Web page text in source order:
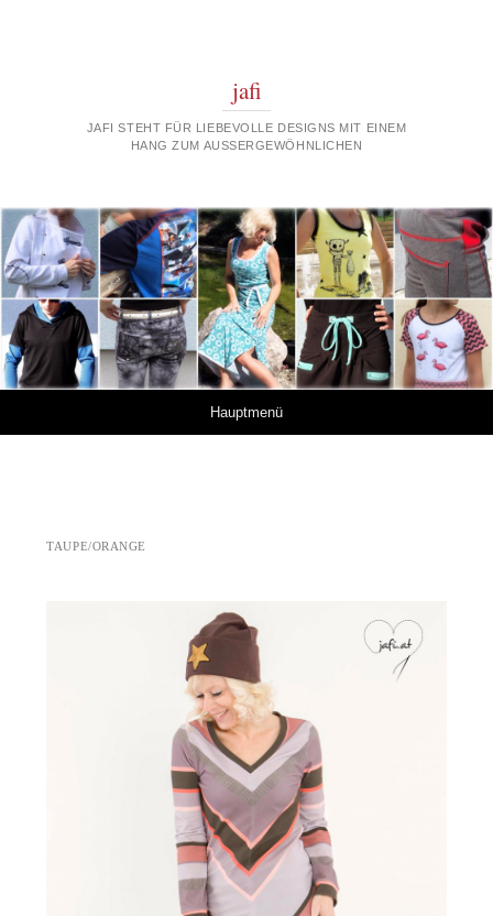
jafi
JAFI STEHT FÜR LIEBEVOLLE DESIGNS MIT EINEM
HANG ZUM AUSSERGEWÖHNLICHEN
Hauptmenü
TAUPE/ORANGE